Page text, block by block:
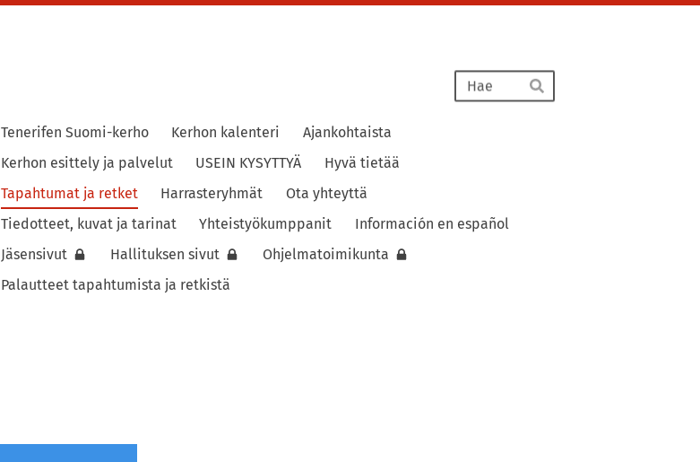
Hae
Tenerifen Suomi-kerho Kerhon kalenteri
Ajankohtaista
Kerhon esittely ja palvelut
USEIN KYSYTTYÄ
Hyvä tietää
Tapahtumat ja retket
Harrasteryhmät
Ota yhteyttä
Tiedotteet, kuvat ja tarinat
Yhteistyökumppanit
Información en español
Jäsensivut
Hallituksen sivut
Ohjelmatoimikunta
Palautteet tapahtumista ja retkistä